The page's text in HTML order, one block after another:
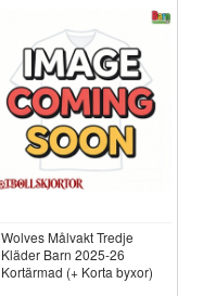
Wolves Målvakt Tredje
Kläder Barn 2025-26
Kortärmad (+ Korta byxor)